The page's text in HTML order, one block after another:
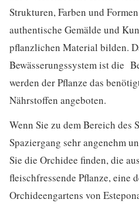
Strukturen, Farben und
authentische Gemälde und
pflanzlichen Material bilden.
Bewässerungssystem ist die
werden der Pflanze das
Nährstoffen angeboten.
Wenn Sie zu dem Bereich des
Spaziergang sehr angenehm
Sie die Orchidee finden, die
fleischfressende Pflanze, eine
Orchideengartens von